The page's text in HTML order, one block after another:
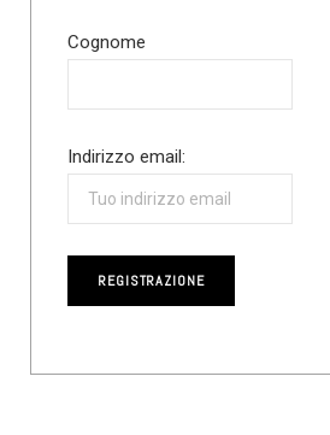
Cognome
Indirizzo email: